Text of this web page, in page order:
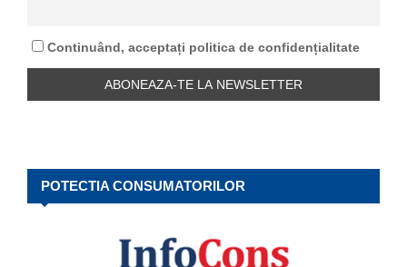
H
Continuând, acceptați politica de confidențialitate
POTECTIA CONSUMATORILOR